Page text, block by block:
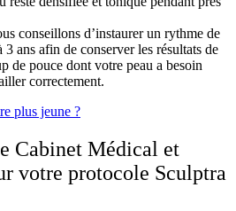
conseillons d’instaurer un rythme de
3 ans afin de conserver les résultats de
de pouce dont votre peau a besoin
correctement.
plus jeune ?
Cabinet Médical et
votre protocole Sculptra